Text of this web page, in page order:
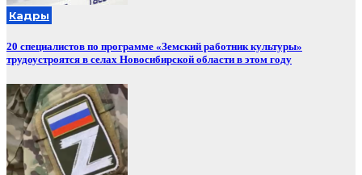
Кадры
20 специалистов по программе «Земский работник культуры»
трудоустроятся в селах Новосибирской области в этом году